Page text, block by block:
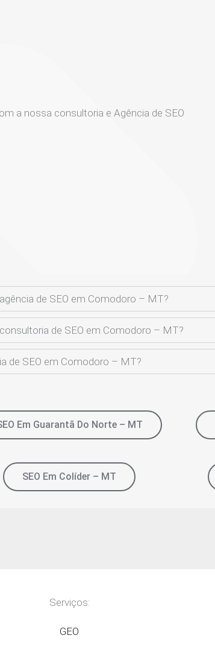
a nossa consultoria e Agência de SEO
de SEO em Comodoro – MT?
de SEO em Comodoro – MT?
de SEO em Comodoro – MT?
Em Guarantã Do Norte – MT
SEO Em Colíder – MT
Serviços:
GEO